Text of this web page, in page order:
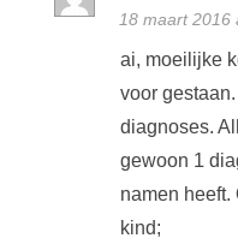
18 maart 2016
ai, moeilijke
voor
diagnoses.
gewoon 1
namen heeft.
kind;